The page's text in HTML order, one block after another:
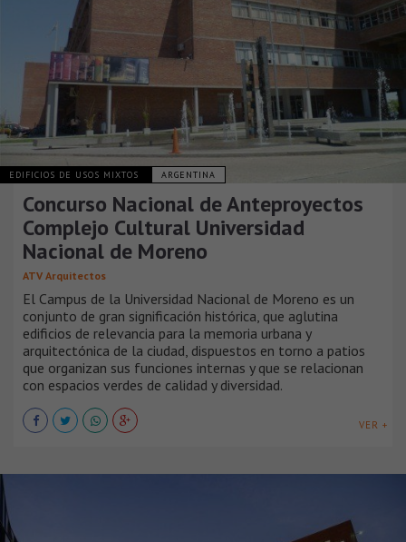
EDIFICIOS DE USOS MIXTOS ARGENTINA
Concurso Nacional de Anteproyectos
Complejo Cultural Universidad
Nacional de Moreno
ATV Arquitectos
El Campus de la Universidad Nacional de Moreno es un
conjunto de gran significación histórica, que aglutina
edificios de relevancia para la memoria urbana y
arquitectónica de la ciudad, dispuestos en torno a patios
que organizan sus funciones internas y que se relacionan
con espacios verdes de calidad y diversidad.
VER +